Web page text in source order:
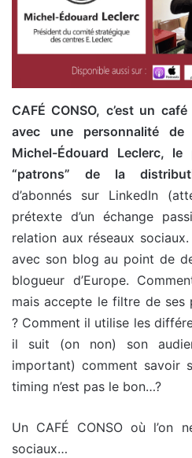
CAFÉ CONSO, c’est un
avec une personnalité
Michel-Édouard Leclerc, le
“patrons” de la
d’abonnés sur LinkedIn
prétexte d’un échange
relation aux réseaux
avec son blog au point de
blogueur d’Europe.
mais accepte le filtre de ses
? Comment il utilise les
il suit (on non) son
important) comment savoir
timing n’est pas le bon…?
Un CAFÉ CONSO où l’on
sociaux…